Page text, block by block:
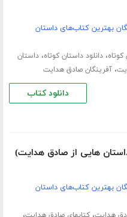
بهترین کتاب‌های داستان
،دانلود داستان کوتاه،داستان
،آفرینگان صادق هدایت
دانلود کتاب
هایی از صادق هدایت)
بهترین کتاب‌های داستان